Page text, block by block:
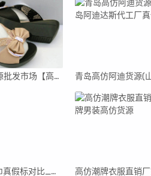
高仿拖鞋货源批发市场【高仿拖鞋货源批发市场在哪里】
burberry围巾真假标对比_高仿burberry围巾